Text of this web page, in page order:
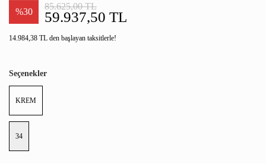
%30 59.937,50 TL
85.625,00 TL
14.984,38 TL den başlayan taksitlerle!
Seçenekler
KREM
34